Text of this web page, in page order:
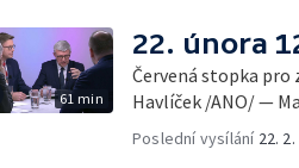
61 min
22. února
Červená stopka
Havlíček /ANO/ —
Poslední vysílání 22.